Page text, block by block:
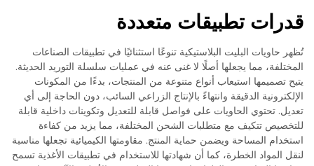
قدرات تطبيقات متعددة
تُظهر حاويات البليت البلاستيكية تنوعًا استثنائيًا في تطبيقات الصناعات
المختلفة، مما يجعلها أصلًا لا غنى عنه في عمليات سلسلة التوريد الحديثة.
يتيح تصميمها استيعاب أنواع متنوعة من المنتجات، بدءًا من المكونات
الإلكترونية الدقيقة وانتهاءً بالإنتاج الزراعي السائب، دون الحاجة إلى أي
تعديل. تحتوي الحاويات على فواصل قابلة للتعديل وتكوينات داخلية قابلة
للتخصيص تتكيف مع متطلبات الشحن المختلفة، مما يزيد من كفاءة
استخدام المساحة ويضمن حماية المنتج. مقاومتها الكيميائية تجعلها مناسبة
لنقل المواد الخطرة، كما أن شهادتها للاستخدام في تطبيقات الأغذية تسمح